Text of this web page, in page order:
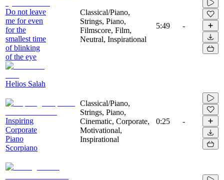
Do not leave
me for even
for the
smallest time
of blinking
of the eye
Helios Salah
Classical/Piano,
Strings, Piano,
Filmscore, Film,
Neutral, Inspirational
5:49 -
Inspiring
Corporate
Piano
Scorpiano
Classical/Piano,
Strings, Piano,
Cinematic, Corporate,
Motivational,
Inspirational
0:25 -